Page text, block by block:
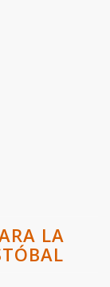
LA